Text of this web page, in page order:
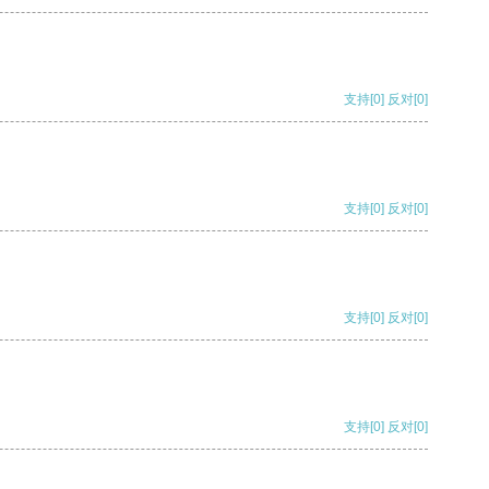
支持[0] 反对[0]
支持[0] 反对[0]
支持[0] 反对[0]
支持[0] 反对[0]